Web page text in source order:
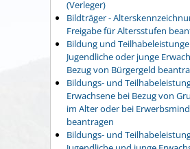
(Verleger)
Bildträger -
Freigabe für Altersstufen
Bildung und
Jugendliche oder junge
Bezug von Bürgergeld
Bildungs- und
Erwachsene bei Bezug von
im Alter oder bei
beantragen
Bildungs- und